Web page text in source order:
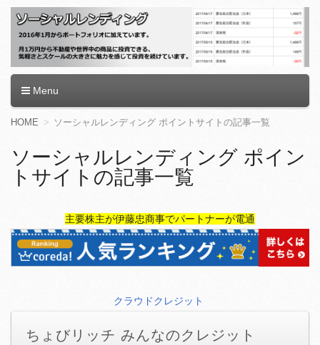
ソーシャルレンディング
Menu
コ
テ
ン
ツ
HOME ソーシャルレンディング ポイントサイトの記事一覧
ソーシャルレンディング ポイン
トサイトの記事一覧
主要株主が伊藤忠商事でパートナーが電通
クラウドクレジット
ちょびリッチ みんなのクレジット